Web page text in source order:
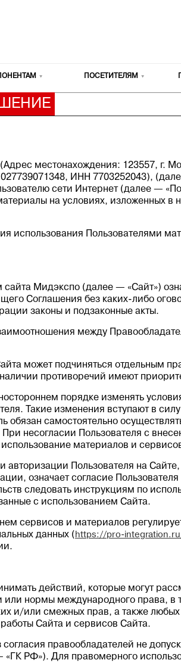
ПОСЕТИТЕЛЯМ
местонахождения: 123557, г.
ИНН 7703252043),
сети Интернет (далее —
на условиях, изложенных в
использования Пользователями
Мидэкспо (далее — «Сайт»)
Соглашения без каких-либо
законы и подзаконные акты.
между
может подчиняться отдельным
противоречий имеют
порядке изменять
Такие изменения вступают в
обязан самостоятельно
несогласии Пользователя с
использование материалов и
авторизации Пользователя на
означает согласие
следовать инструкциям по
с использованием Сайта.
сервисов и материалов
данных ( https://pro-
действий, которые могут
или нормы международного права, в
и/или смежных прав, а также
Сайта и сервисов Сайта.
правообладателей не
РФ»). Для правомерного